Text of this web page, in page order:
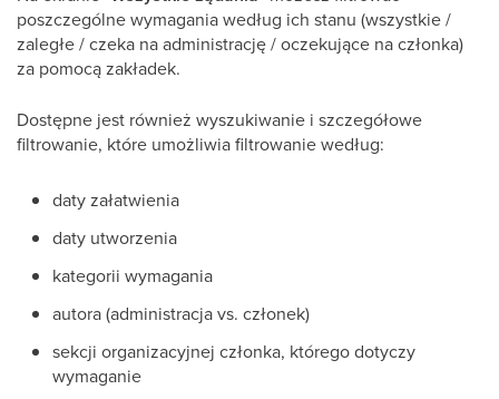
poszczególne wymagania według ich stanu (wszystkie /
zaległe / czeka na administrację / oczekujące na członka)
za pomocą zakładek.
Dostępne jest również wyszukiwanie i szczegółowe
filtrowanie, które umożliwia filtrowanie według:
daty załatwienia
daty utworzenia
kategorii wymagania
autora (administracja vs. członek)
sekcji organizacyjnej członka, którego dotyczy
wymaganie